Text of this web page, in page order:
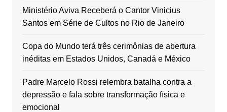
Ministério Aviva Receberá o Cantor Vinicius
Santos em Série de Cultos no Rio de Janeiro
Copa do Mundo terá três cerimônias de abertura
inéditas em Estados Unidos, Canadá e México
Padre Marcelo Rossi relembra batalha contra a
depressão e fala sobre transformação física e
emocional